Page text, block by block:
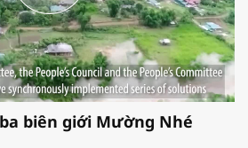
biên giới Mường Nhé